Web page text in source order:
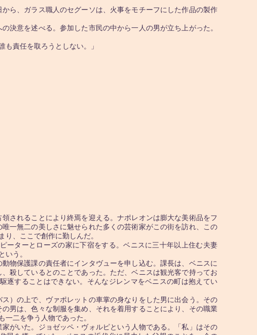
ら、ガラス職人のセグーソは、火事をモチーフにした作品の製作
意を述べる。参加した市民の中から一人の男が立ち上がった。
責任を取ろうとしない。」
されることにより終焉を迎える。ナポレオンは膨大な美術品をフ
一無二の美しさに魅せられた多くの芸術家がこの街を訪れ、この
、ここで創作に勤しんだ。
ターとローズの家に下宿をする。ベニスに三十年以上住む夫妻
いう。
物保護課の責任者にインタヴューを申し込む。課長は、ベニスに
殺しているとのことであった。ただ、ベニスは観光客で持ってお
逐することはできない。そんなジレンマをベニスの町は抱えてい
）の上で、ヴァポレットの車掌の身なりをした男に出会う。その
男は、色々な制服を集め、それを着用することにより、その職業
二を争う人物であった。
がいた。ジョゼッペ・ヴォルピという人物である。「私」はその